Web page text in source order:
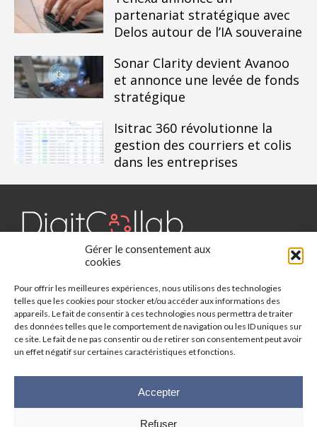
Gérer le consentement aux
cookies
Pour offrir les meilleures expériences, nous utilisons des technologies
telles que les cookies pour stocker et/ou accéder aux informations des
appareils. Le fait de consentir à ces technologies nous permettra de traiter
des données telles que le comportement de navigation ou les ID uniques sur
ce site. Le fait de ne pas consentir ou de retirer son consentement peut avoir
un effet négatif sur certaines caractéristiques et fonctions.
Accepter
Refuser
partenariat stratégique avec
Delos autour de l’IA souveraine
Sonar Clarity devient Avanoo
et annonce une levée de fonds
stratégique
Isitrac 360 révolutionne la
gestion des courriers et colis
dans les entreprises
Digit Collab est un média dédié aux outils collaboratifs, retrouvez
des études, des évènements, des livres blancs et les nominations
du secteur. Retrouvez toutes les informations sur les innovations
des outils collaboratifs.
Vous cherchez quelque chose ?